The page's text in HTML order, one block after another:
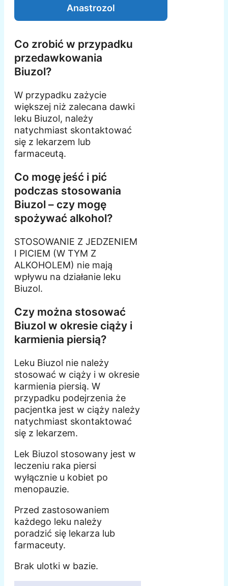
Anastrozol
Co zrobić w przypadku
przedawkowania
Biuzol?
W przypadku zażycie
większej niż zalecana dawki
leku Biuzol, należy
natychmiast skontaktować
się z lekarzem lub
farmaceutą.
Co mogę jeść i pić
podczas stosowania
Biuzol – czy mogę
spożywać alkohol?
STOSOWANIE Z JEDZENIEM
I PICIEM (W TYM Z
ALKOHOLEM) nie mają
wpływu na działanie leku
Biuzol.
Czy można stosować
Biuzol w okresie ciąży i
karmienia piersią?
Leku Biuzol nie należy
stosować w ciąży i w okresie
karmienia piersią. W
przypadku podejrzenia że
pacjentka jest w ciąży należy
natychmiast skontaktować
się z lekarzem.
Lek Biuzol stosowany jest w
leczeniu raka piersi
wyłącznie u kobiet po
menopauzie.
Przed zastosowaniem
każdego leku należy
poradzić się lekarza lub
farmaceuty.
Brak ulotki w bazie.